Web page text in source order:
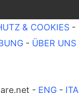
& COOKIES-
- ÜBER UNS
- ENG- ITA